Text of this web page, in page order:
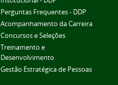
Perguntas Frequentes - DDP
Acompanhamento da Carreira
Concursos e Seleções
Treinamento e
Desenvolvimento
Gestão Estratégica de Pessoas